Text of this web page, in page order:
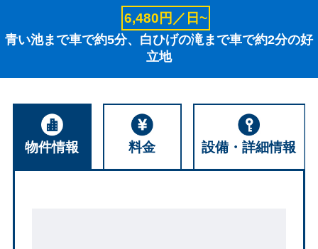
6,480円／日~
青い池まで車で約5分、白ひげの滝まで車で約2分の好
立地
物件情報 料金 設備・詳細情報